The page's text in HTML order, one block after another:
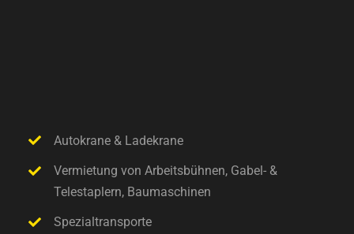
Autokrane & Ladekrane
Vermietung von Arbeitsbühnen, Gabel- &
Telestaplern, Baumaschinen
Spezialtransporte